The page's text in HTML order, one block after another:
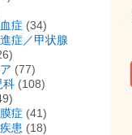
症 (34)
症／甲状腺
(77)
科 (108)
症 (41)
患 (18)